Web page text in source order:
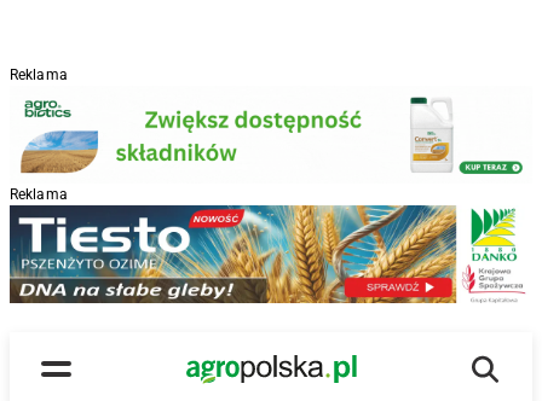
Reklama
Reklama
Menu
Main Logo